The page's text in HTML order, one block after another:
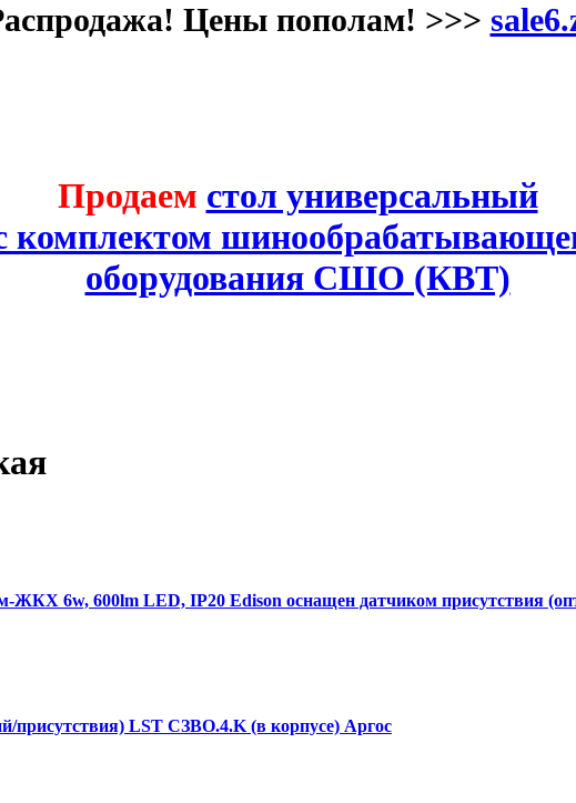
Цены пополам! >>>
Продаем стол универсальный
комплектом
оборудования СШО (КВТ)
ЖКХ 6w, 600lm LED, IP20 Edison оснащен датчиком присутствия
присутствия) LST СЗВО.4.K (в корпусе) Аргос